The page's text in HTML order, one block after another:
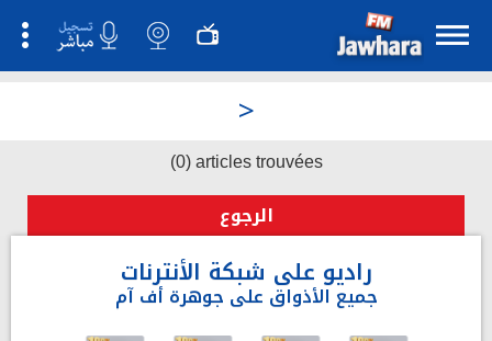
>
(0) articles trouvées
الرجوع
راديو على شبكة الأنترنات
جميع الأذواق على جوهرة أف آم